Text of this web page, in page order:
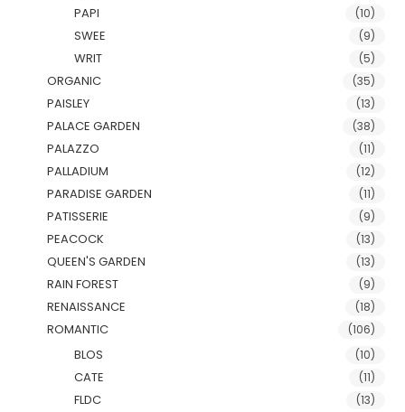
PAPI (10)
SWEE (9)
WRIT (5)
ORGANIC (35)
PAISLEY (13)
PALACE GARDEN (38)
PALAZZO (11)
PALLADIUM (12)
PARADISE GARDEN (11)
PATISSERIE (9)
PEACOCK (13)
QUEEN'S GARDEN (13)
RAIN FOREST (9)
RENAISSANCE (18)
ROMANTIC (106)
BLOS (10)
CATE (11)
FLDC (13)